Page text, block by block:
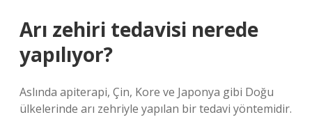
Arı zehiri tedavisi nerede
yapılıyor?
Aslında apiterapi, Çin, Kore ve Japonya gibi Doğu
ülkelerinde arı zehriyle yapılan bir tedavi yöntemidir.